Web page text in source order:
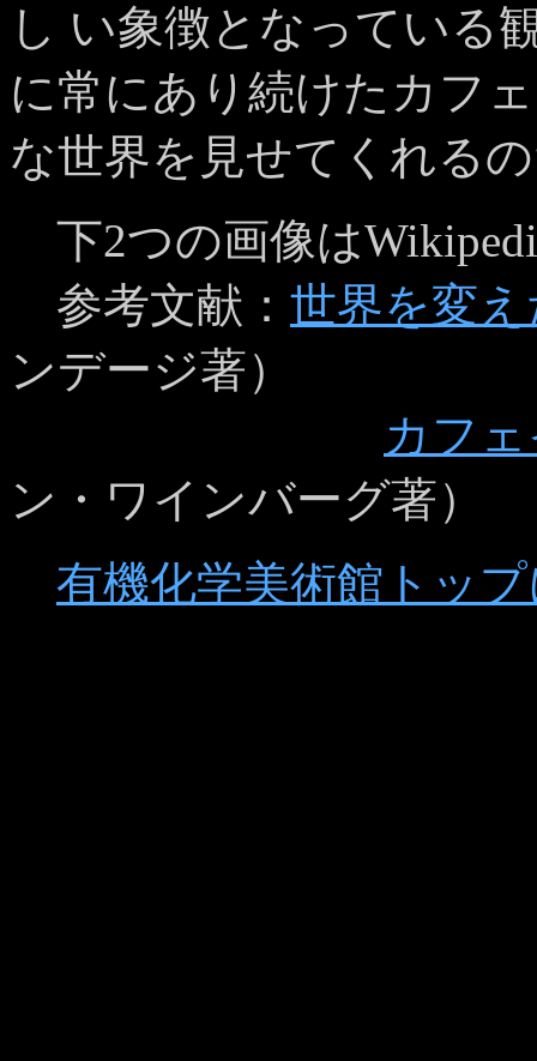
し い象徴となっている
に常にあり続けたカフ
な世界を見せてくれる
下2つの画像は
参考文献： 世界を変
ンデージ著）
カフ
ン・ワインバーグ著）
有機化学美術館トッ